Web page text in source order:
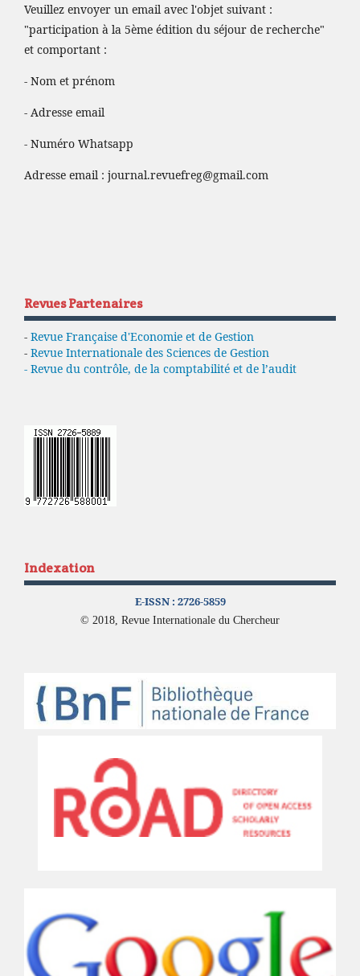
Veuillez envoyer un email avec l'objet suivant :
"participation à la 5ème édition du séjour de recherche"
et comportant :
- Nom et prénom
- Adresse email
- Numéro Whatsapp
Adresse email : journal.revuefreg@gmail.com
Revues Partenaires
- Revue Française d'Economie et de Gestion
- Revue Internationale des Sciences de Gestion
- Revue du contrôle, de la comptabilité et de l’audit
Indexation
E-ISSN : 2726-5859
© 2018, Revue Internationale du Chercheur